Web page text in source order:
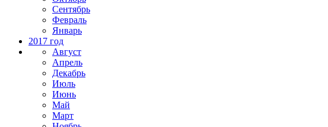
Сентябрь
Февраль
Январь
2017 год
Август
Апрель
Декабрь
Июль
Июнь
Май
Март